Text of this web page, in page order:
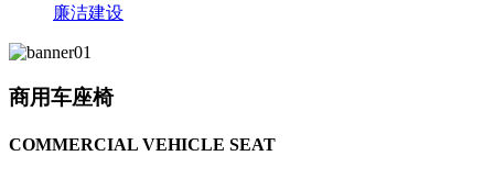
廉洁建设
商用车座椅
COMMERCIAL VEHICLE SEAT